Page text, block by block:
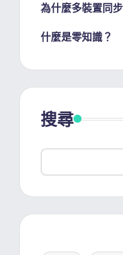
為什麼多裝置同
什麼是零知識？
搜尋